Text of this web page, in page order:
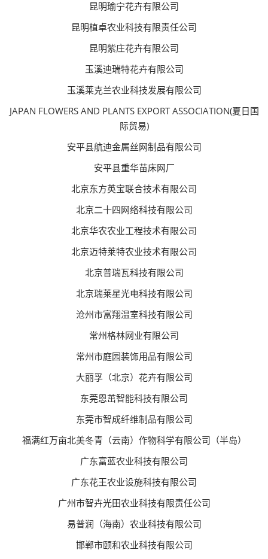
昆明瑜宁花卉有限公司
昆明植卓农业科技有限责任公司
昆明紫庄花卉有限公司
玉溪迪瑞特花卉有限公司
玉溪莱克兰农业科技发展有限公司
JAPAN FLOWERS AND PLANTS EXPORT ASSOCIATION(夏日国
际贸易)
安平县航迪金属丝网制品有限公司
安平县重华苗床网厂
北京东方英宝联合技术有限公司
北京二十四网络科技有限公司
北京华农农业工程技术有限公司
北京迈特莱特农业技术有限公司
北京普瑞瓦科技有限公司
北京瑞莱星光电科技有限公司
沧州市富翔温室科技有限公司
常州格林网业有限公司
常州市庭园装饰用品有限公司
大丽孚（北京）花卉有限公司
东莞恩茁智能科技有限公司
东莞市智成纤维制品有限公司
福满红万亩北美冬青（云南）作物科学有限公司（半岛）
广东富蓝农业科技有限公司
广东花王农业设施科技有限公司
广州市智卉光田农业科技有限责任公司
易普润（海南）农业科技有限公司
邯郸市颐和农业科技有限公司